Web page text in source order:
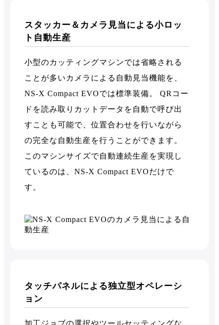
スタッカー＆カメラ見当による小ロッ
ト自動生産
小型のカッティングマシンでは省略される
ことが多いカメラによる自動見当機能を、
NS-X Compact EVOでは標準装備。 QRコー
ドを読み取りカットデータを自動で呼び出
すことも可能で、位置合わせを行いながら
の完全な自動生産を行うことができます。
このマシンサイズで自動連続生産を実現し
ているのは、NS-X Compact EVOだけで
す。
タッチパネルによる独立型オペレーシ
ョン